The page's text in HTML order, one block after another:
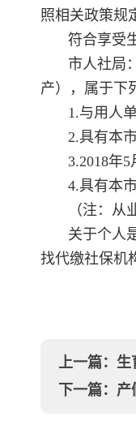
照相关政策规
符合享受
市人社局
产），属于下
1.与用人
2.具有本
3.2018年
4.具有本
（注：
关于个人
找代缴社保机
上一篇： 生
下一篇： 产